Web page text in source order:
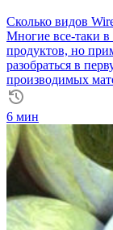
Сколько видов
Многие все-таки
продуктов, но
разобраться в
производимых
6 мин